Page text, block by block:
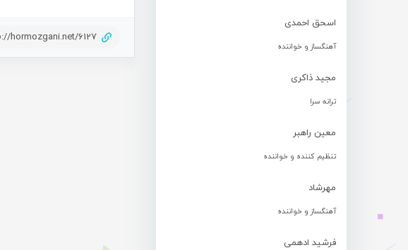
اسحق احمدی
آهنگساز و خواننده
مجید ذاکری
ترانه سرا
معین راهبر
تنظیم کننده و خواننده
مهرشاد
آهنگساز و خواننده
فرشید ادهمی
hormozgani.net/6127